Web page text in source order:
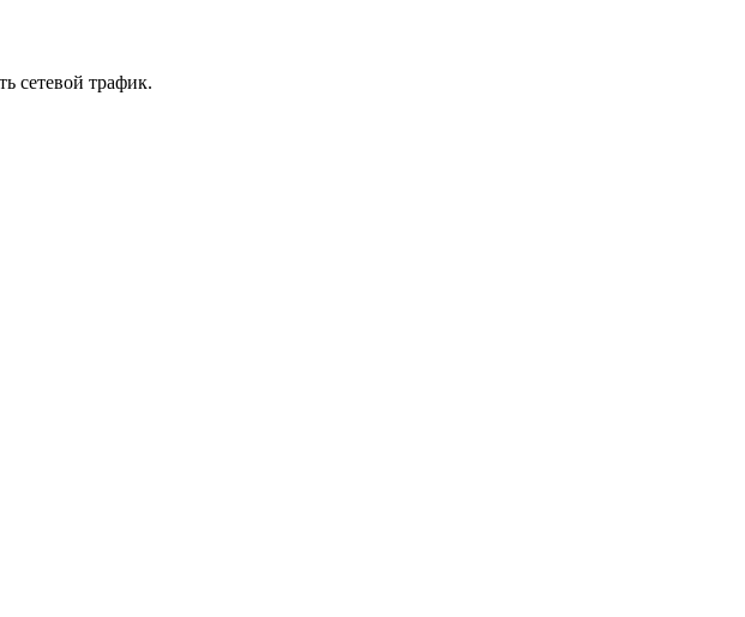
сетевой трафик.